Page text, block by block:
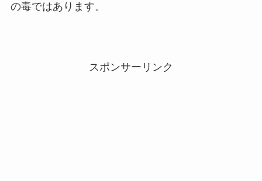
の毒ではあります。
スポンサーリンク